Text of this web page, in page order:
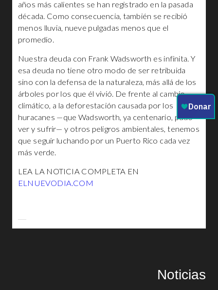
años más calientes se han registrado en la pasada
década. Como consecuencia, también se recibió
menos lluvia, nueve pulgadas menos que el
promedio.
Nuestra deuda con Frank Wadsworth es infinita. Y
esa deuda no tiene otro modo de ser retribuida
sino con la defensa de la naturaleza, más allá de los
árboles por los que él vivió. De frente al cambio
climático, a la deforestación causada por los
huracanes —que Wadsworth, ya centenario, pudo
ver y sufrir— y otros peligros ambientales, tenemos
que seguir luchando por un Puerto Rico cada vez
más verde.
LEA LA NOTICIA COMPLETA EN
ELNUEVODIA.COM
Noticias